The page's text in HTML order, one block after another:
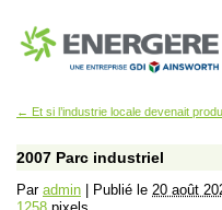
← Et si l’industrie locale devenait
2007 Parc industriel
Par admin Publié le 20 août